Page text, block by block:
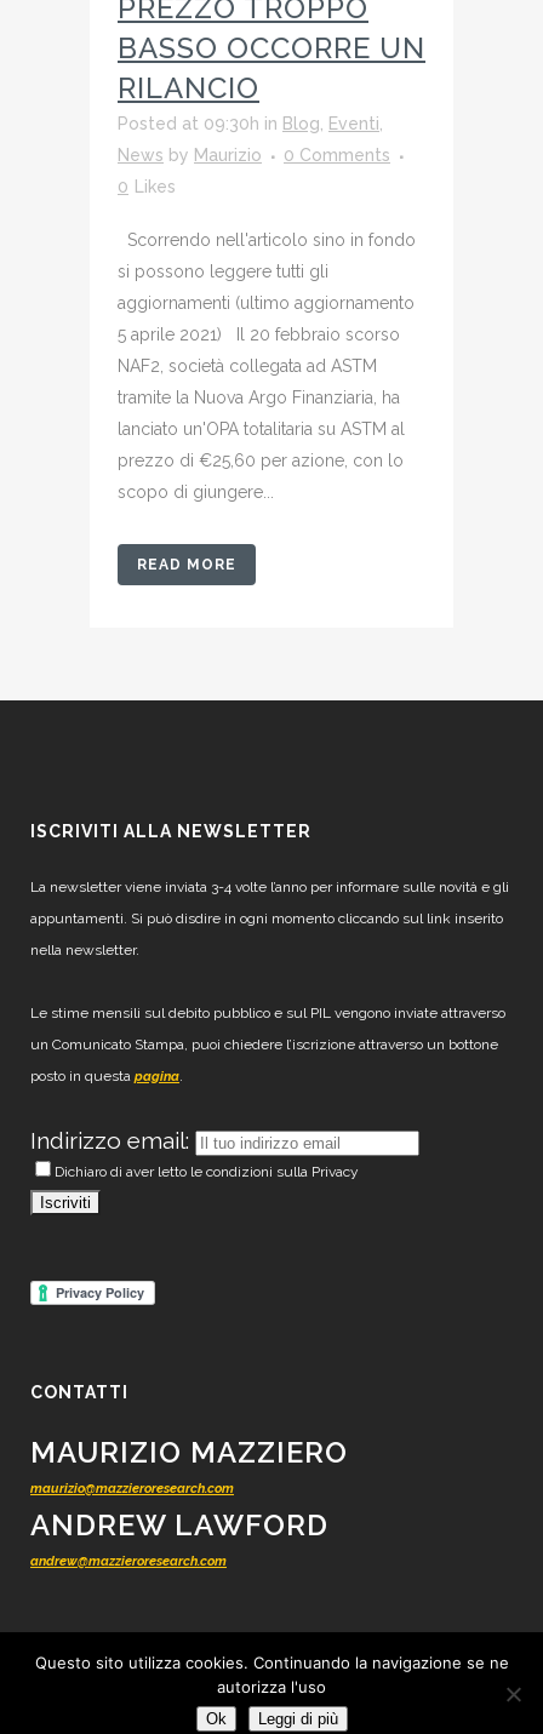
PREZZO TROPPO
BASSO OCCORRE UN
RILANCIO
Posted at 09:30h in Blog, Eventi,
News by Maurizio
0 Comments
0 Likes
Scorrendo nell'articolo sino in fondo
si possono leggere tutti gli
aggiornamenti (ultimo aggiornamento
5 aprile 2021) Il 20 febbraio scorso
NAF2, società collegata ad ASTM
tramite la Nuova Argo Finanziaria, ha
lanciato un'OPA totalitaria su ASTM al
prezzo di €25,60 per azione, con lo
scopo di giungere...
READ MORE
ISCRIVITI ALLA NEWSLETTER
La newsletter viene inviata 3-4 volte l’anno per informare sulle novità e gli
appuntamenti. Si può disdire in ogni momento cliccando sul link inserito
nella newsletter.
Le stime mensili sul debito pubblico e sul PIL vengono inviate attraverso
un Comunicato Stampa, puoi chiedere l’iscrizione attraverso un bottone
posto in questa pagina.
Indirizzo email:
Dichiaro di aver letto le condizioni sulla Privacy
CONTATTI
MAURIZIO MAZZIERO
maurizio@mazzieroresearch.com
ANDREW LAWFORD
andrew@mazzieroresearch.com
© 2012 - 2026 Mazziero Research - Ricerca finanziaria indipendente -
Questo sito utilizza cookies. Continuando la navigazione se ne
autorizza l'uso
Ok Leggi di più